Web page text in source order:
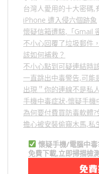
台灣人愛用的十大密碼,
iPhone 遭入侵六個跡象
懷疑信箱遭駭,「Gmail
不小心回覆了垃圾郵件
該如何補救？
不小心點到可疑連結時
一直跳出中毒警告,可能
出現＂你的連線不是私
手機中毒症狀-懷疑手機
為何要付費買防毒軟體
擔心被安裝偷窺木馬,私
懷疑手機/電腦中
免費下載,立即掃描檢